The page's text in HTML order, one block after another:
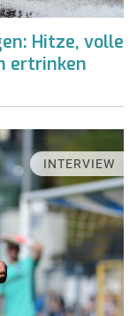
Hitze, volle
ertrinken
INTERVIEW